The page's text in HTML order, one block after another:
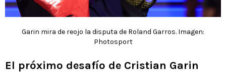
Garin mira de reojo la disputa de Roland Garros. Imagen:
Photosport
El próximo desafío de Cristian Garin